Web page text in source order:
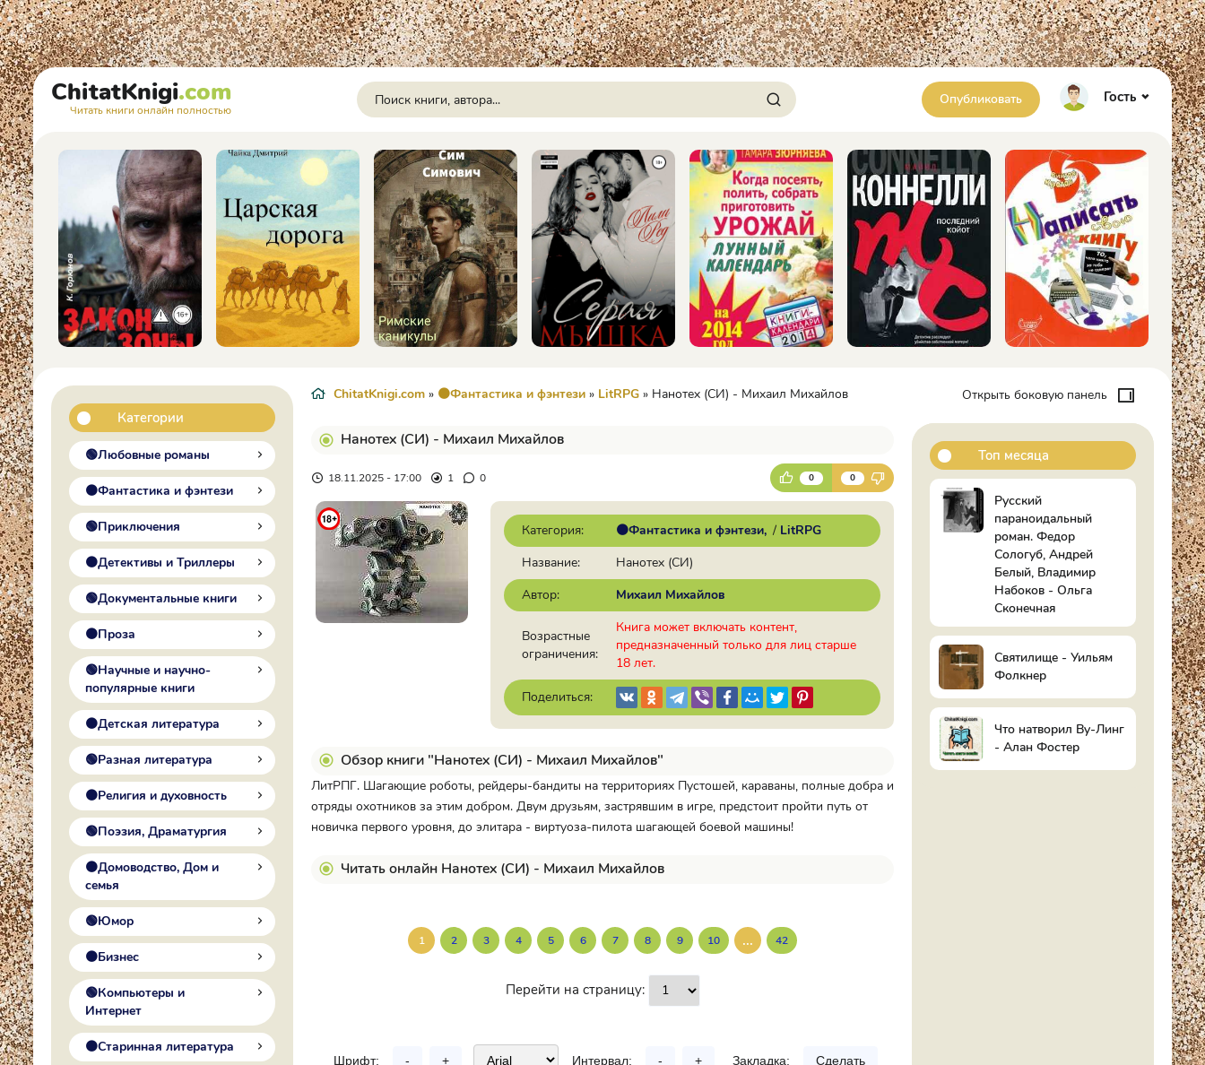
ChitatKnigi.com
Читать книги онлайн полностью
Опубликовать Гость
Категории
🟢Любовные романы
🟠Фантастика и фэнтези
🟢Приключения
🟠Детективы и Триллеры
🟢Документальные книги
🟠Проза
🟢Научные и научно-
популярные книги
🟠Детская литература
🟢Разная литература
🟠Религия и духовность
🟢Поэзия, Драматургия
🟠Домоводство, Дом и
семья
🟢Юмор
🟠Бизнес
🟢Компьютеры и
Интернет
🟠Старинная литература
ChitatKnigi.com » 🟠Фантастика и фэнтези » LitRPG » Нанотех (СИ) - Михаил Михайлов
Нанотех (СИ) - Михаил Михайлов
18.11.2025 - 17:00 1 0 0 0
Категория: 🟠Фантастика и фэнтези / LitRPG
Название:
Нанотех (СИ)
Автор:
Михаил Михайлов
Возрастные
ограничения:
Книга может включать контент,
предназначенный только для лиц старше
18 лет.
Поделиться:
Обзор книги "Нанотех (СИ) - Михаил Михайлов"
ЛитРПГ. Шагающие роботы, рейдеры-бандиты на территориях Пустошей, караваны, полные добра и
отряды охотников за этим добром. Двум друзьям, застрявшим в игре, предстоит пройти путь от
новичка первого уровня, до элитара - виртуоза-пилота шагающей боевой машины!
Читать онлайн Нанотех (СИ) - Михаил Михайлов
1 2 3 4 5 6 7 8 9 10 ... 42
Перейти на страницу:
Шрифт: - + Интервал: - + Закладка: Сделать
Открыть боковую панель
Топ месяца
Русский
параноидальный
роман. Федор
Сологуб, Андрей
Белый, Владимир
Набоков - Ольга
Сконечная
Святилище - Уильям
Фолкнер
Что натворил Ву-Линг
- Алан Фостер